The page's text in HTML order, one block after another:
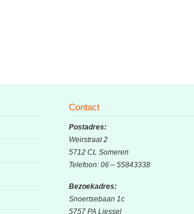
Contact
Postadres:
Weirstraat 2
5712 CL Someren
Telefoon: 06 – 55843338
Bezoekadres:
Snoertsebaan 1c
5757 PA Liessel